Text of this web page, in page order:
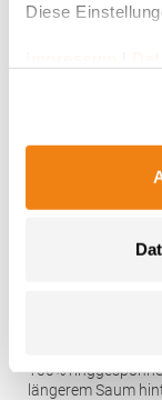
Diese
Grey: 85%
Spanien E-Mail:
* Preise inkl.
AQ020 Asquith
100% ringgesponnene,
längerem Saum